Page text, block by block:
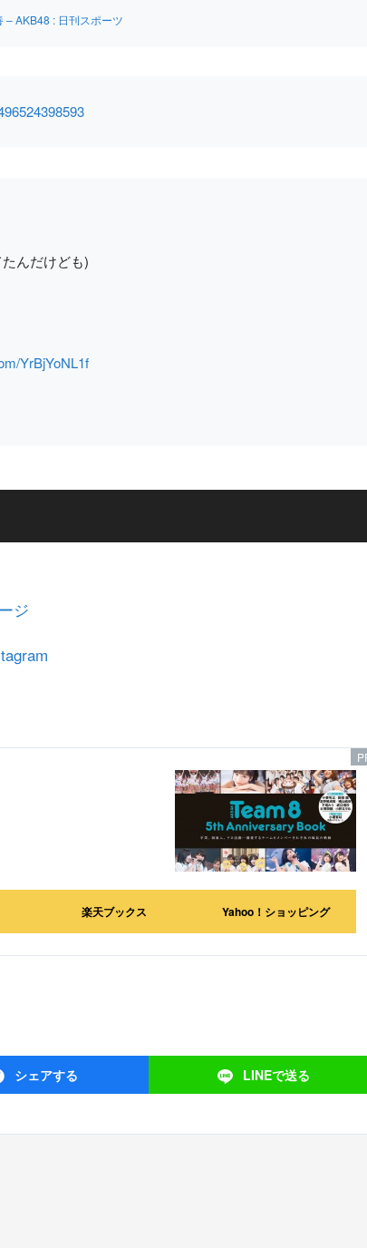
AKB48 : 日刊スポーツ
んだけども)
YrBjYoNL1f
ジ
楽天ブックス Yahoo！ショッピング
シェアする LINEで送る